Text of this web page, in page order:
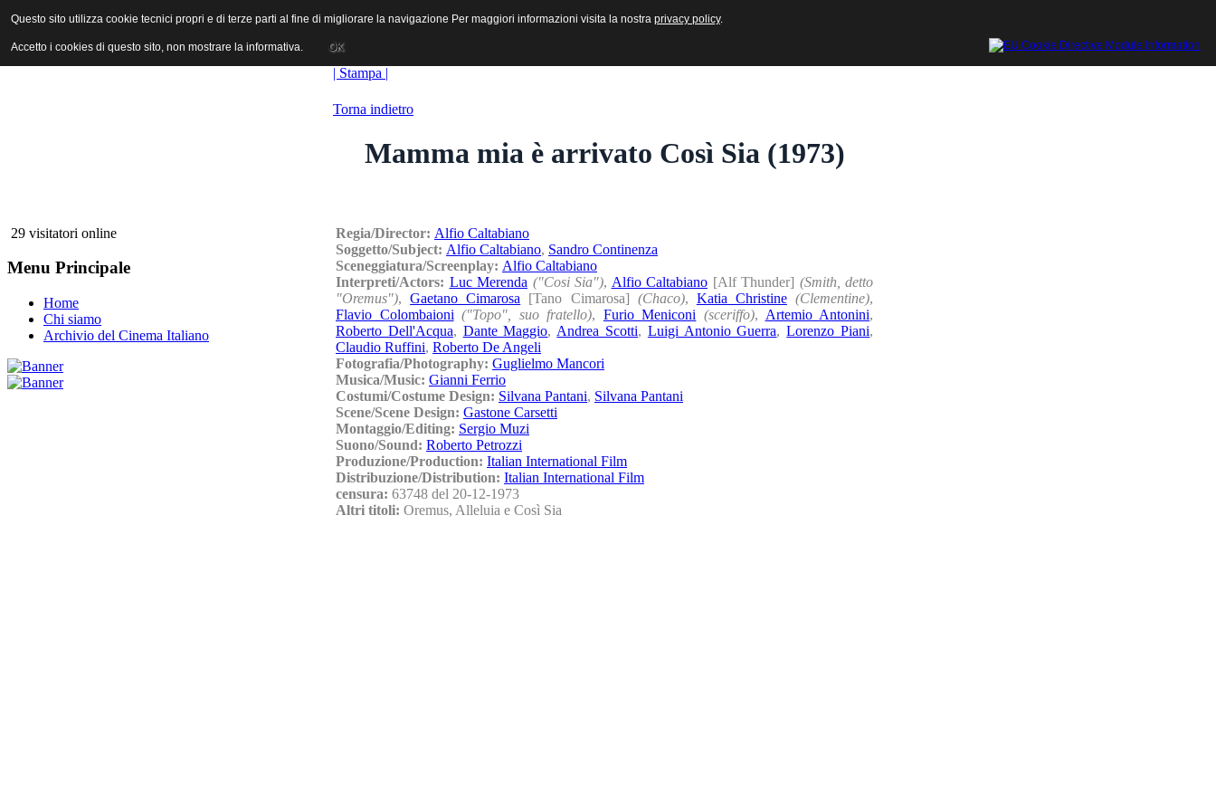
ANICA | Associazione Nazionale Industrie Cinematografiche Audiovisive e Multimediali
29 visitatori online
Menu Principale
Home
Chi siamo
Archivio del Cinema Italiano
| Stampa |
Torna indietro
Mamma mia è arrivato Così Sia (1973)
Regia/Director: Alfio Caltabiano
Soggetto/Subject: Alfio Caltabiano, Sandro Continenza
Sceneggiatura/Screenplay: Alfio Caltabiano
Interpreti/Actors: Luc Merenda ("Cosi Sia"), Alfio Caltabiano [Alf Thunder] (Smith, detto
"Oremus"),Gaetano Cimarosa [Tano Cimarosa] (Chaco), Katia Christine (Clementine),
Flavio Colombaioni ("Topo", suo fratello), Furio Meniconi (sceriffo), Artemio Antonini,
Roberto Dell'Acqua, Dante Maggio, Andrea Scotti, Luigi Antonio Guerra,Lorenzo Piani,
Claudio Ruffini, Roberto De Angeli
Fotografia/Photography: Guglielmo Mancori
Musica/Music: Gianni Ferrio
Costumi/Costume Design: Silvana Pantani, Silvana Pantani
Scene/Scene Design: Gastone Carsetti
Montaggio/Editing: Sergio Muzi
Suono/Sound: Roberto Petrozzi
Produzione/Production: Italian International Film
Distribuzione/Distribution: Italian International Film
censura: 63748 del 20-12-1973
Altri titoli: Oremus, Alleluia e Così Sia
Questo sito utilizza cookie tecnici propri e di terze parti al fine di migliorare la navigazione Per maggiori informazioni visita la nostra privacy policy.
Accetto i cookies di questo sito, non mostrare la informativa. OK
Questo sito utilizza cookie tecnici propri e di terze parti al fine di migliorare la navigazione Per maggiori informazioni visita la nostra privacy policy.
Accetto i cookies di questo sito, non mostrare la informativa. OK